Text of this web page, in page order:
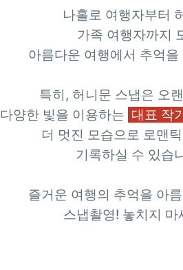
나홀로 여행자부터
가족 여행자까지
아름다운 여행에서 추억을
특히, 허니문 스냅은 오
다양한 빛을 이용하는 대표 작
더 멋진 모습으로 로맨
기록하실 수 있습
즐거운 여행의 추억을 아
스냅촬영! 놓치지 마